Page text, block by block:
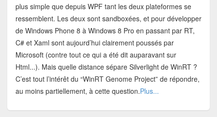
plus simple que depuis WPF tant les deux plateformes se
ressemblent. Les deux sont sandboxées, et pour développer
de Windows Phone 8 à Windows 8 Pro en passant par RT,
C# et Xaml sont aujourd’hui clairement poussés par
Microsoft (contre tout ce qui a été dit auparavant sur
Html...). Mais quelle distance sépare Silverlight de WinRT ?
C’est tout l’intérêt du “WinRT Genome Project” de répondre,
au moins partiellement, à cette question.Plus...